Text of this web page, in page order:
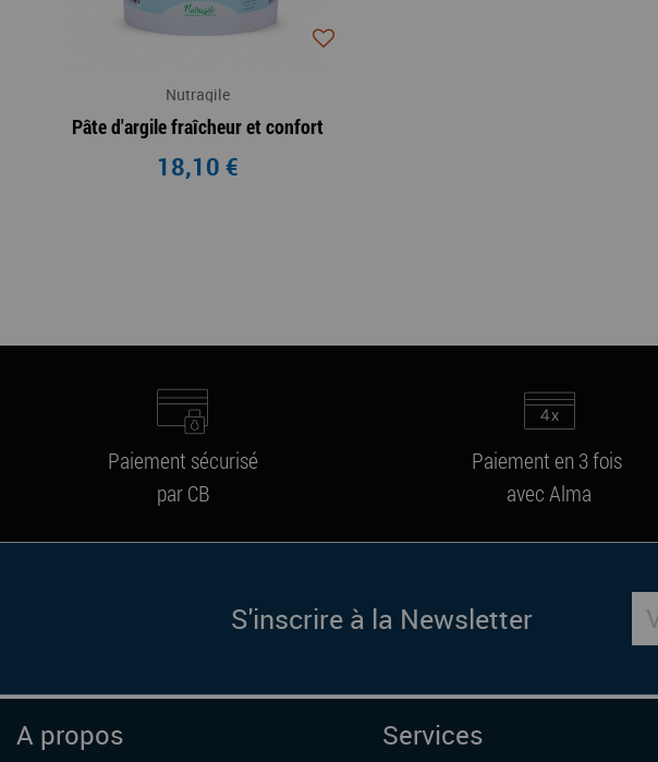
Nutragile
Pâte d'argile fraîcheur et confort
18,10 €
Paiement sécurisé
par CB
Paiement en 3 fois
avec Alma
S'inscrire à la Newsletter
A propos Services